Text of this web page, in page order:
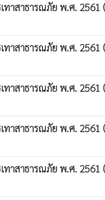
าสาธารณภัย พ.ศ.
าสาธารณภัย พ.ศ.
าสาธารณภัย พ.ศ.
าสาธารณภัย พ.ศ.
ทาสาธารณภัย พ.ศ.